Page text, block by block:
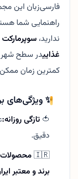
فارسی‌زبان این
راهنمایی شما
ندارید،
غذاییدر سطح شهر
کمترین زمان
✨ ویژگی‌های
🍅 تازگی روزانه:
دقیق.
🇮🇷 محصولات
برند و معتبر